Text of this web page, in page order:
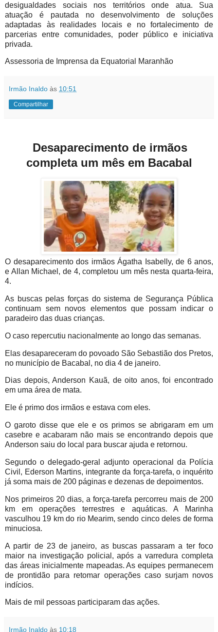
desigualdades sociais nos territórios onde atua. Sua
atuação é pautada no desenvolvimento de soluções
adaptadas às realidades locais e no fortalecimento de
parcerias entre comunidades, poder público e iniciativa
privada.
Assessoria de Imprensa da Equatorial Maranhão
Irmão Inaldo às 10:51
Compartilhar
Desaparecimento de irmãos
completa um mês em Bacabal
O desaparecimento dos irmãos Ágatha Isabelly, de 6 anos,
e Allan Michael, de 4, completou um mês nesta quarta-feira,
4.
As buscas pelas forças do sistema de Segurança Pública
continuam sem novos elementos que possam indicar o
paradeiro das duas crianças.
O caso repercutiu nacionalmente ao longo das semanas.
Elas desapareceram do povoado São Sebastião dos Pretos,
no município de Bacabal, no dia 4 de janeiro.
Dias depois, Anderson Kauã, de oito anos, foi encontrado
em uma área de mata.
Ele é primo dos irmãos e estava com eles.
O garoto disse que ele e os primos se abrigaram em um
casebre e acabaram não mais se encontrando depois que
Anderson saiu do local para buscar ajuda e retornou.
Segundo o delegado-geral adjunto operacional da Polícia
Civil, Ederson Martins, integrante da força-tarefa, o inquérito
já soma mais de 200 páginas e dezenas de depoimentos.
Nos primeiros 20 dias, a força-tarefa percorreu mais de 200
km em operações terrestres e aquáticas. A Marinha
vasculhou 19 km do rio Mearim, sendo cinco deles de forma
minuciosa.
A partir de 23 de janeiro, as buscas passaram a ter foco
maior na investigação policial, após a varredura completa
das áreas inicialmente mapeadas. As equipes permanecem
de prontidão para retomar operações caso surjam novos
indícios.
Mais de mil pessoas participaram das ações.
Irmão Inaldo às 10:18